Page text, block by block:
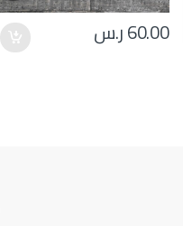
60.00ر.س